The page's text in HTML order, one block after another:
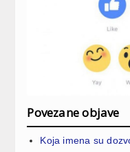
Povezane objave
Koja imena su